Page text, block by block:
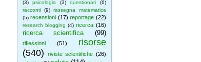
(3)
psicologia (3) questionari
(6)
racconti (9) rassegna matematica
(5) recensioni (17) reportage (22)
research blogging (4) ricerca (16)
ricerca scientifica (99)
riflessioni (51)
risorse
(540)
riviste scientifiche (26)